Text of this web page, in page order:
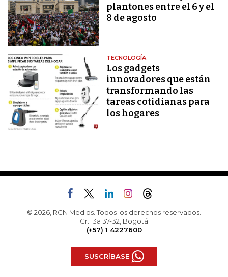
plantones entre el 6 y el
8 de agosto
TECNOLOGÍA
Los gadgets
innovadores que están
transformando las
tareas cotidianas para
los hogares
© 2026, RCN Medios. Todos los derechos reservados.
Cr. 13a 37-32, Bogotá
(+57) 1 4227600
SUSCRÍBASE